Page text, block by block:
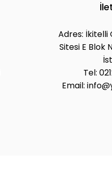
Adres: İkitelli
Sitesi E Blok
Tel:
Email: